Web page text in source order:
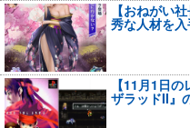
【おねがい
秀な人材を入
【11月1日
ザラッドII』